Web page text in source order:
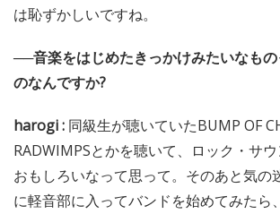
は恥ずかしいですね。
──音楽をはじめたきっかけみたいなも
のなんですか?
harogi : 同級生が聴いていたBUMP OF
RADWIMPSとかを聴いて、ロック・サウ
おもしろいなって思って。そのあと気の
に軽音部に入ってバンドを始めてみたら